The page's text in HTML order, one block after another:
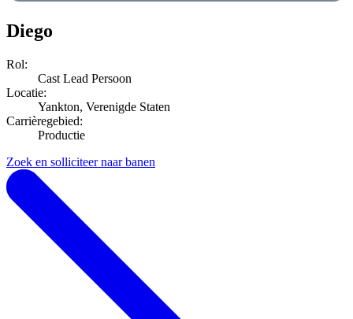
Diego
Rol:
Cast Lead Persoon
Locatie:
Yankton, Verenigde Staten
Carrièregebied:
Productie
Zoek en solliciteer naar banen